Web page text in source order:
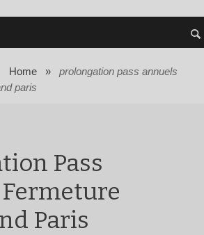
Home »
prolongation pass annuels
paris
Pass
Paris